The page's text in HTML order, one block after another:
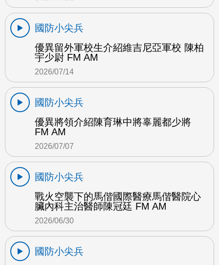
國防小尖兵
優異留外軍校生介紹維吉尼亞軍校 陳柏
宇少尉 FM AM
2026/07/14
國防小尖兵
優異將領介紹陳育琳中將辜麗都少將
FM AM
2026/07/07
國防小尖兵
戰火空襲下的馬偕國際醫療馬偕醫院心
臟內科主治醫師陳冠廷 FM AM
2026/06/30
國防小尖兵